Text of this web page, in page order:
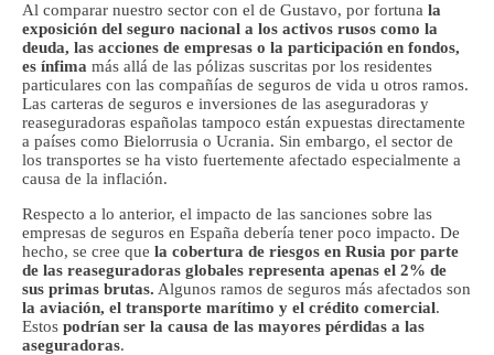
Al comparar nuestro sector con el de Gustavo, por fortuna la
exposición del seguro nacional a los activos rusos como la
deuda, las acciones de empresas o la participación en fondos,
es ínfima más allá de las pólizas suscritas por los residentes
particulares con las compañías de seguros de vida u otros ramos.
Las carteras de seguros e inversiones de las aseguradoras y
reaseguradoras españolas tampoco están expuestas directamente
a países como Bielorrusia o Ucrania. Sin embargo, el sector de
los transportes se ha visto fuertemente afectado especialmente a
causa de la inflación.
Respecto a lo anterior, el impacto de las sanciones sobre las
empresas de seguros en España debería tener poco impacto. De
hecho, se cree que la cobertura de riesgos en Rusia por parte
de las reaseguradoras globales representa apenas el 2% de
sus primas brutas. Algunos ramos de seguros más afectados son
la aviación, el transporte marítimo y el crédito comercial.
Estos podrían ser la causa de las mayores pérdidas a las
aseguradoras.